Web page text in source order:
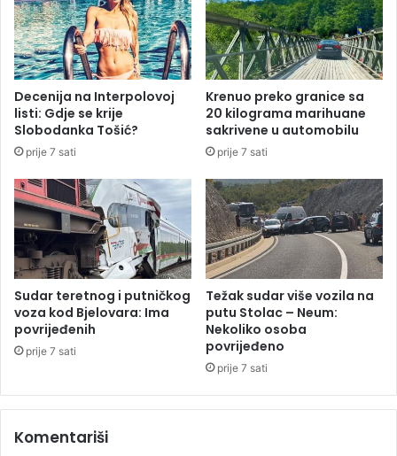
b
r
a
ć
a
j
n
a
g
r
a
n
i
c
i
s
a
H
r
t
k
z
a
d
j
č
a
o
m
k
o
i
j
e
n
e
s
D
Decenija na Interpolovoj
listi: Gdje se krije
Slobodanka Tošić?
prije 7 sati
Krenuo preko granice sa
20 kilograma marihuane
sakrivene u automobilu
prije 7 sati
Sudar teretnog i putničkog
voza kod Bjelovara: Ima
povrijeđenih
prije 7 sati
Težak sudar više vozila na
putu Stolac – Neum:
Nekoliko osoba
povrijeđeno
prije 7 sati
Komentariši